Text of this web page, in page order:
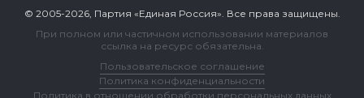
© 2005-2026, Партия «Единая Россия». Все права защищены.
При полном или частичном использовании материалов
ссылка на ресурс обязательна.
Пользовательское соглашение
Политика конфиденциальности
Политика в отношении обработки персональных данных